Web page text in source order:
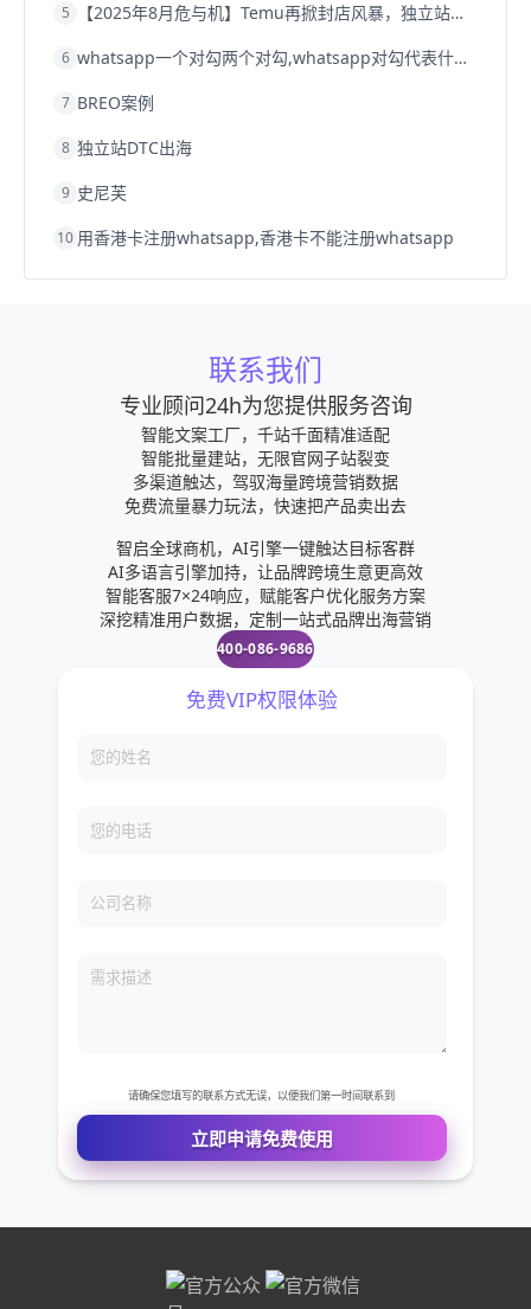
5 【2025年8月危与机】Temu再掀封店风暴，独立站才是跨境卖家的避险通道
6 whatsapp一个对勾两个对勾,whatsapp对勾代表什么意思
7 BREO案例
8 独立站DTC出海
9 史尼芙
10 用香港卡注册whatsapp,香港卡不能注册whatsapp
联系我们
专业顾问24h为您提供服务咨询
智能文案工厂，千站千面精准适配
智能批量建站，无限官网子站裂变
多渠道触达，驾驭海量跨境营销数据
免费流量暴力玩法，快速把产品卖出去
智启全球商机，AI引擎一键触达目标客群
AI多语言引擎加持，让品牌跨境生意更高效
智能客服7×24响应，赋能客户优化服务方案
深挖精准用户数据，定制一站式品牌出海营销
400-086-9686
您的姓名